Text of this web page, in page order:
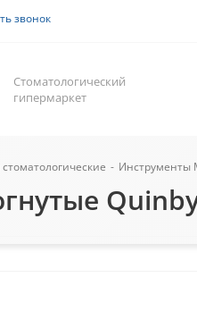
звонок
Стоматологический
гипермаркет
- Инструменты